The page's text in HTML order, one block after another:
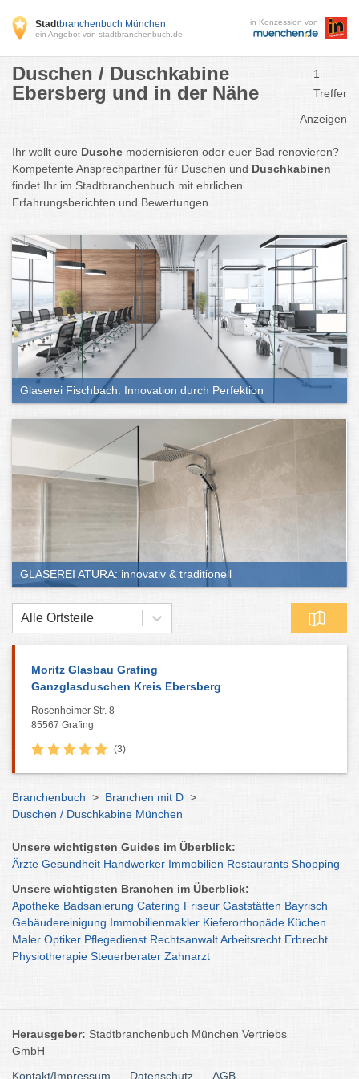
Stadtbranchenbuch München
ein Angebot von stadtbranchenbuch.de
in Konzession von
Duschen / Duschkabine
Ebersberg und in der Nähe
1
Treffer
Anzeigen
Ihr wollt eure Dusche modernisieren oder euer Bad renovieren?
Kompetente Ansprechpartner für Duschen und Duschkabinen
findet Ihr im Stadtbranchenbuch mit ehrlichen
Erfahrungsberichten und Bewertungen.
Glaserei Fischbach: Innovation durch Perfektion
GLASEREI ATURA: innovativ & traditionell
Alle Ortsteile
Moritz Glasbau Grafing
Ganzglasduschen Kreis Ebersberg
Rosenheimer Str. 8
85567 Grafing
(3)
Branchenbuch > Branchen mit D >
Duschen / Duschkabine München
Unsere wichtigsten Guides im Überblick:
Ärzte Gesundheit Handwerker Immobilien Restaurants Shopping
Unsere wichtigsten Branchen im Überblick:
Apotheke Badsanierung Catering Friseur Gaststätten Bayrisch
Gebäudereinigung Immobilienmakler Kieferorthopäde Küchen
Maler Optiker Pflegedienst RechtsanwaltArbeitsrecht Erbrecht
Physiotherapie Steuerberater Zahnarzt
Herausgeber: Stadtbranchenbuch München Vertriebs
GmbH
Kontakt/Impressum
Datenschutz AGB